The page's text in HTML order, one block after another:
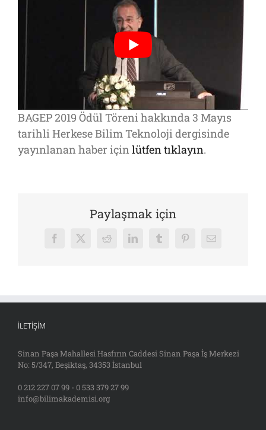
BAGEP 2019 Ödül Töreni hakkında 3 Mayıs
tarihli Herkese Bilim Teknoloji dergisinde
yayınlanan haber için lütfen tıklayın.
Paylaşmak için
Facebook
X Reddit LinkedInTumblrPinterest
E-
İLETIŞIM
Sinan Paşa Mahallesi Hasfırın Caddesi Sinan Paşa İş Merkezi
No: 5/347, Beşiktaş, 34353 İstanbul
0 212 227 07 99 - 0 533 379 27 99
info@bilimakademisi.org